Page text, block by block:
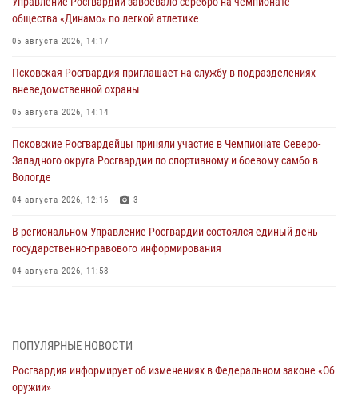
общества «Динамо» по легкой атлетике
05 августа 2026, 14:17
Псковская Росгвардия приглашает на службу в подразделениях
вневедомственной охраны
05 августа 2026, 14:14
Псковские Росгвардейцы приняли участие в Чемпионате Северо-
Западного округа Росгвардии по спортивному и боевому самбо в
Вологде
04 августа 2026, 12:16 3
В региональном Управление Росгвардии состоялся единый день
государственно-правового информирования
04 августа 2026, 11:58
03 августа 2026, 17:21
21 единицу оружия изъяли Псковские росгвардейцы за неделю
ПОПУЛЯРНЫЕ НОВОСТИ
Росгвардия информирует об изменениях в Федеральном законе «Об
оружии»